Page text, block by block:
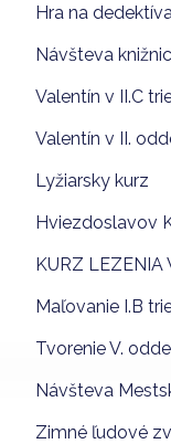
Hra na
Návšteva
Valentín v II.C
Valentín v II.
Lyžiarsky kurz
Hviezdoslavov
KURZ LEZENIA
Maľovanie I.B
Tvorenie V.
Návšteva
Zimné ľudové